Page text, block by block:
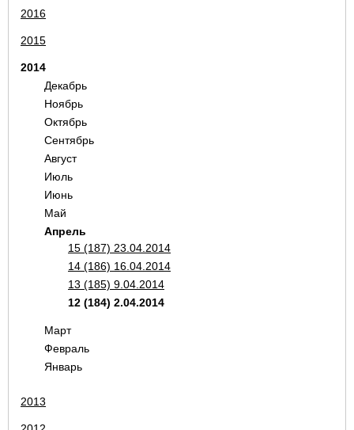
2016
2015
2014
Декабрь
Ноябрь
Октябрь
Сентябрь
Август
Июль
Июнь
Май
Апрель
15 (187) 23.04.2014
14 (186) 16.04.2014
13 (185) 9.04.2014
12 (184) 2.04.2014
Март
Февраль
Январь
2013